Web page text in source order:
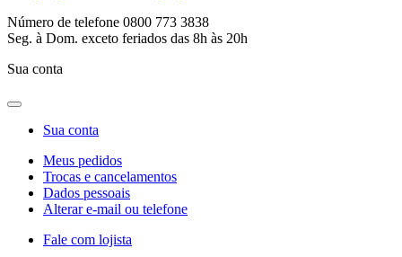
Número de telefone 0800 773 3838
Seg. à Dom. exceto feriados das 8h às 20h
Sua conta
Sua conta
Meus pedidos
Trocas e cancelamentos
Dados pessoais
Alterar e-mail ou telefone
Fale com lojista